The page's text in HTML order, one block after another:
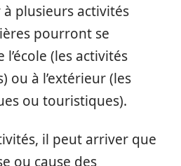
plusieurs activités
pourront se
(les activités
ou à l’extérieur (les
ou touristiques).
il peut arriver que
ou cause des